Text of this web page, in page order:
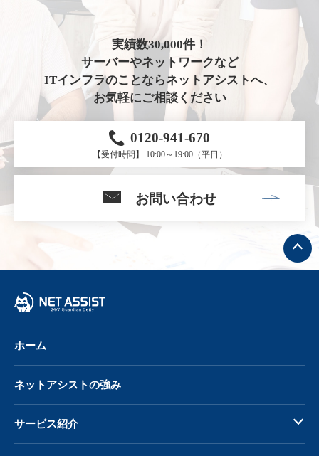
実績数30,000件！
サーバーやネットワークなど
ITインフラのことならネットアシストへ、
お気軽にご相談ください
0120-941-670
【受付時間】 10:00～19:00（平日）
お問い合わせ
ト
ッ
プ
へ
ホーム
ネットアシストの強み
サービス紹介